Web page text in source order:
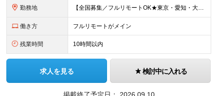
勤務地 【全国募集／フルリモートOK★東京・愛知・大阪・福岡で積極採用中】 在宅勤務、または関東（東京）または中部（名古屋）、関西（大阪）九州（福岡）のプロジェクト先 ★フルリモート可（通勤不要） ★あなた
働き方 フルリモートがメイン
残業時間 10時間以内
求人を見る 検討中に入れる